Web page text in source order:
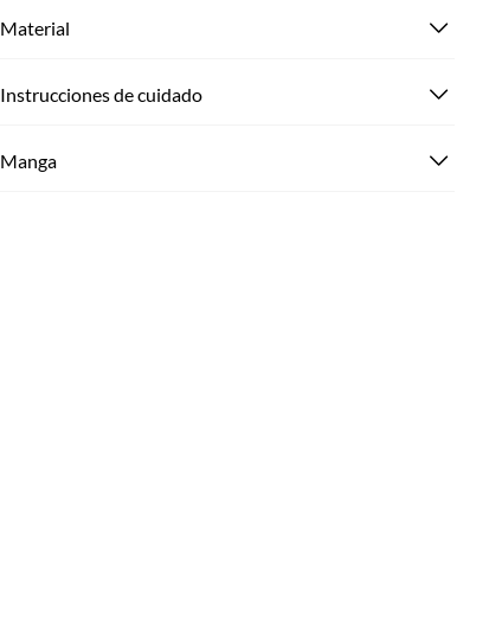
Material
Instrucciones de cuidado
Manga